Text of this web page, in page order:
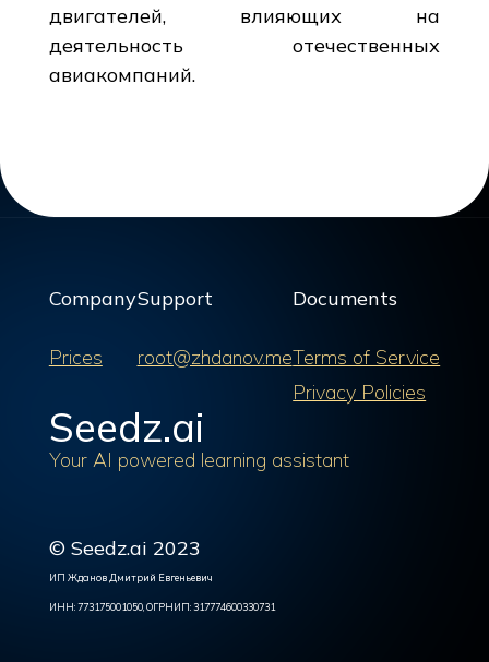
двигателей, влияющих на
деятельность отечественных
авиакомпаний.
Company
Prices
Support
root@zhdanov.me
Documents
Terms of Service
Privacy Policies
Seedz.ai
Your AI powered learning assistant
© Seedz.ai 2023
ИП Жданов Дмитрий Евгеньевич
ИНН: 773175001050, ОГРНИП: 317774600330731